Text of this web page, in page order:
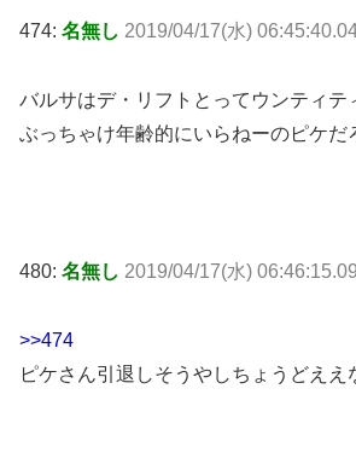
474: 名無し 2019/04/17(水)
バルサはデ・リフトとってウンティテ
ぶっちゃけ年齢的にいらねーのピケだ
480: 名無し 2019/04/17(水)
>>474
ピケさん引退しそうやしちょうどええ